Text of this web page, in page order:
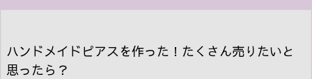
ハンドメイドピアスを作った！たくさん売りたいと
思ったら？